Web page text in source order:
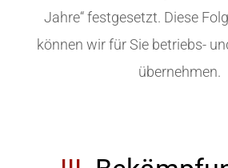
Jahre“ festgesetzt. Diese
können wir für Sie betriebs-
übernehmen.